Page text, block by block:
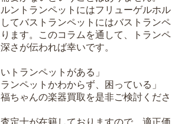
ントランペットにはフリューゲルホル
てバストランペットにはバストランペ
ます。このコラムを通して、トランペ
さが伝われば幸いです。
トランペットがある」
ンペットかわからず、困っている」
ちゃんの楽器買取を是非ご検討くださ
定士が在籍しておりますので、適正価